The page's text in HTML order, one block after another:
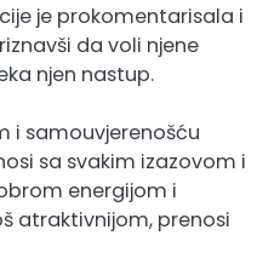
je prokomentarisala i
da voli njene
njen nastup.
i samouvjerenošću
sa svakim izazovom i
energijom i
atraktivnijom, prenosi